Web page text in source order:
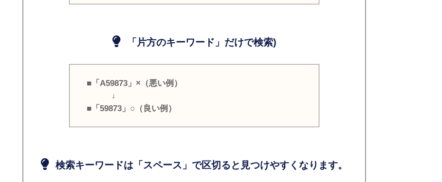
「片方のキーワード」だけで検索)
■「A59873」×（悪い例）
↓
■「59873」○（良い例）
検索キーワードは「スペース」で区切ると見つけやすくなります。